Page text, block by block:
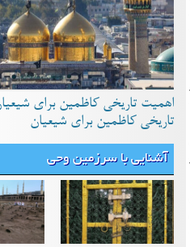
اهمیت تاریخی کاظمین برای
تاریخی کاظمین برای شیعیان
آشنایی با سرزمین وحی